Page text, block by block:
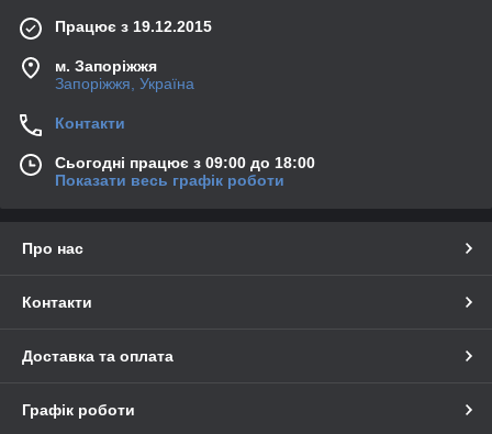
Працює з 19.12.2015
м. Запоріжжя
Запоріжжя, Україна
Контакти
Сьогодні працює з 09:00 до 18:00
Показати весь графік роботи
Про нас
Контакти
Доставка та оплата
Графік роботи